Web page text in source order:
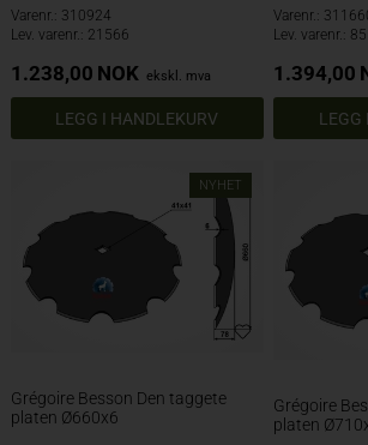
Varenr.: 310924
Lev. varenr.: 21566
1.238,00 NOK ekskl. mva
Varenr.:
Lev. varenr.:
1.394,00
NYHET
Grégoire Besson Den taggete
platen Ø660x6
Grégoire
platen